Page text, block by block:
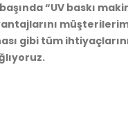
“UV baskı
gibi tüm